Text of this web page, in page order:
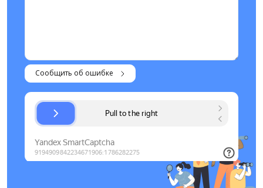
Сообщить об ошибке